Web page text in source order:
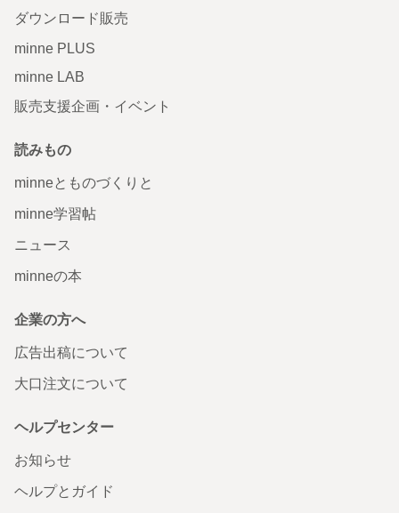
ダウンロード販売
minne PLUS
minne LAB
販売支援企画・イベント
読みもの
minneとものづくりと
minne学習帖
ニュース
minneの本
企業の方へ
広告出稿について
大口注文について
ヘルプセンター
お知らせ
ヘルプとガイド